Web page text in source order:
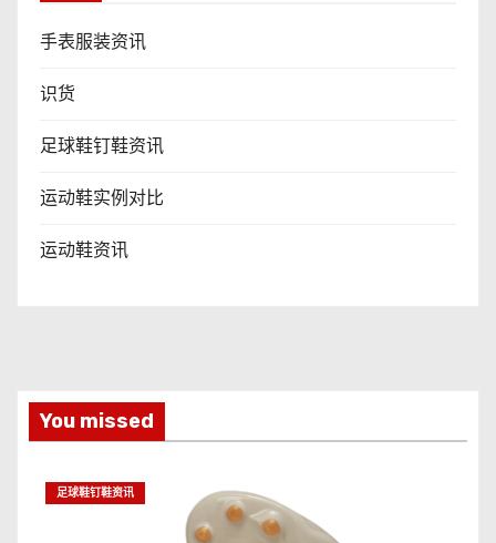
手表服装资讯
识货
足球鞋钉鞋资讯
运动鞋实例对比
运动鞋资讯
You missed
足球鞋钉鞋资讯